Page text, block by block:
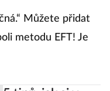
Můžete přidat
metodu EFT! Je